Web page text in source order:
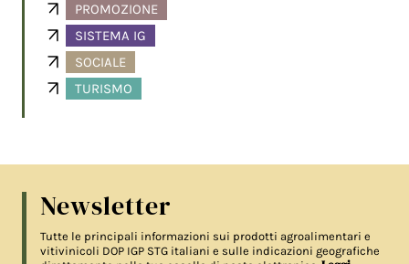
PROMOZIONE
SISTEMA IG
SOCIALE
TURISMO
Newsletter
Tutte le principali informazioni sui prodotti agroalimentari e
vitivinicoli DOP IGP STG italiani e sulle indicazioni geografiche